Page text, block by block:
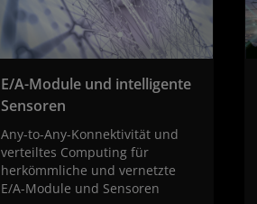
E/A-Module und intelligente
Sensoren
Any-to-Any-Konnektivität und
verteiltes Computing für
herkömmliche und vernetzte
E/A-Module und Sensoren